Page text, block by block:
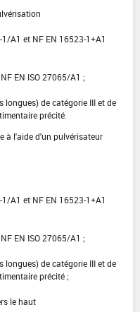
A1 et NF EN 16523-1+A1
EN ISO 27065/A1 ;
longues) de catégorie III et de
précité.
à l'aide d'un pulvérisateur
A1 et NF EN 16523-1+A1
EN ISO 27065/A1 ;
longues) de catégorie III et de
précité ;
le haut